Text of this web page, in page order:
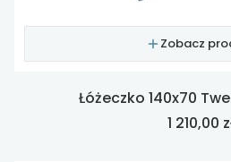
Zobacz
Łóżeczko 140x70
Cena
1 210,00